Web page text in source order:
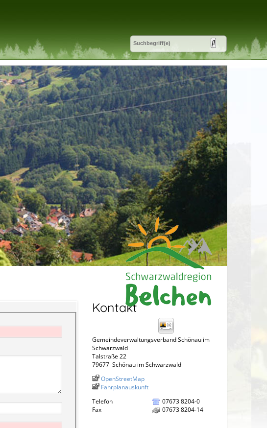
Kontakt
Gemeindeverwaltungsverband Schönau im
Schwarzwald
Talstraße 22
79677 Schönau im Schwarzwald
OpenStreetMap
Fahrplanauskunft
Telefon
07673 8204-0
Fax
07673 8204-14